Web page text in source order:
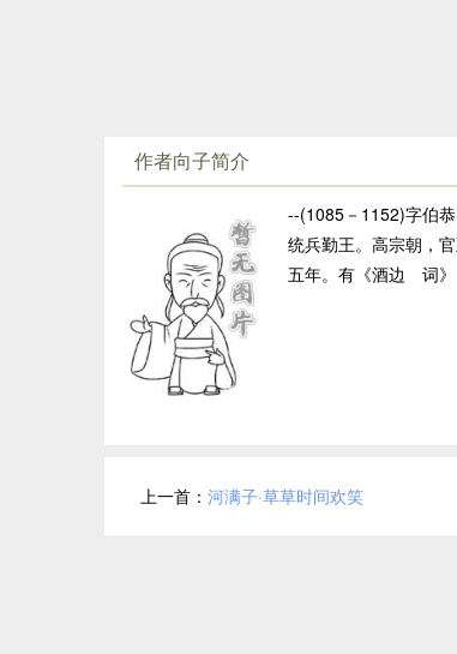
作者向子简介
--(1085－1152)字伯
统兵勤王。高宗朝，
五年。有《酒边 词》
上一首： 河满子·草草时间欢笑